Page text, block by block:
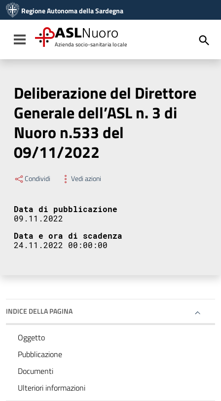
Vai al menu di navigazione
Vai al footer
Regione Autonoma della Sardegna
Toggle navigation
ASLNuoro
Azienda socio-sanitaria locale
Deliberazione del Direttore
Generale dell’ASL n. 3 di
Nuoro n.533 del
09/11/2022
Condividi Vedi azioni
Data di pubblicazione
09.11.2022
Data e ora di scadenza
24.11.2022 00:00:00
INDICE DELLA PAGINA
Oggetto
Pubblicazione
Documenti
Ulteriori informazioni